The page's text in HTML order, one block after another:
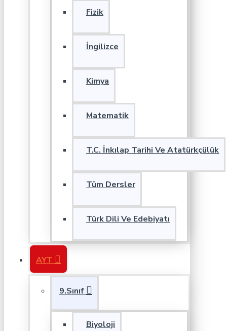
Fizik
İngilizce
Kimya
Matematik
T.C. İnkılap Tarihi Ve Atatürkçülük
Tüm Dersler
Türk Dili Ve Edebiyatı
AYT
9.Sınıf
Biyoloji